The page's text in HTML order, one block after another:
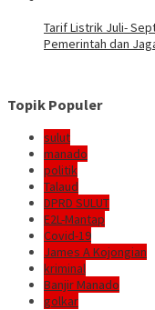
Tarif Listrik Juli-
Pemerintah dan
Topik Populer
sulut
manado
politik
Talaud
DPRD SULUT
E2L-Mantap
Covid-19
James A Kojongian
kriminal
Banjir Manado
golkar